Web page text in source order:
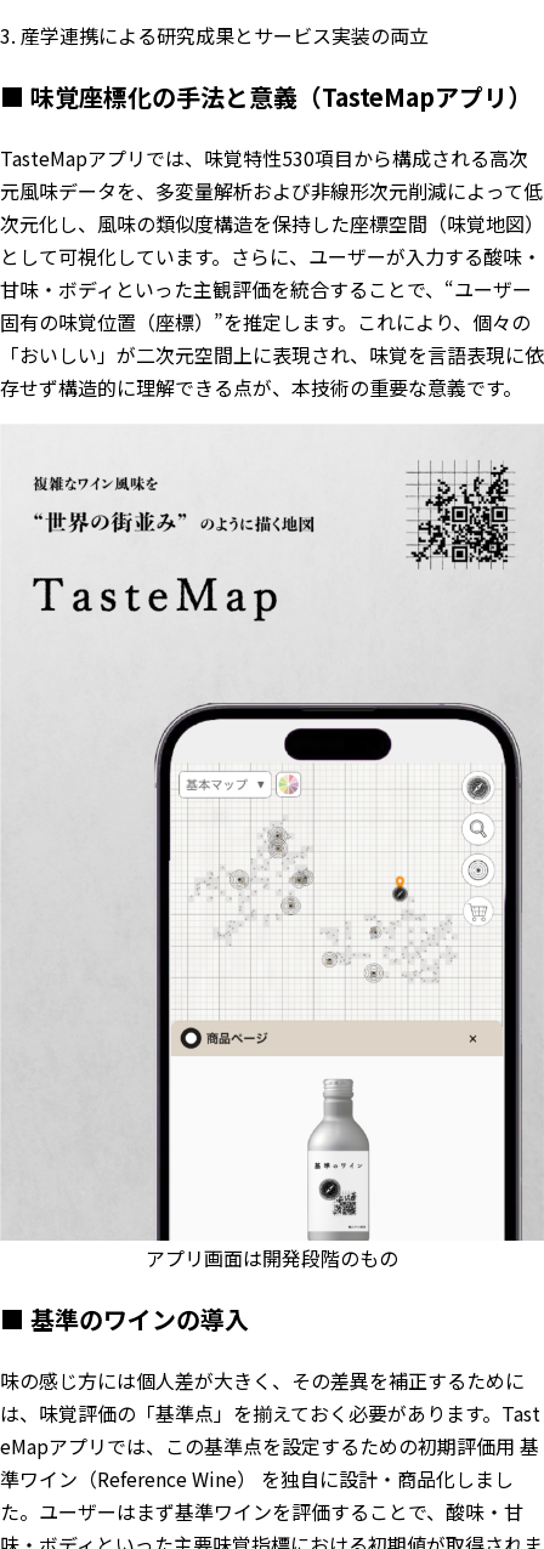
3. 産学連携による研究成果とサービス実装の両立
■ 味覚座標化の手法と意義（TasteMapアプリ）
TasteMapアプリでは、味覚特性530項目から構成される高次
元風味データを、多変量解析および非線形次元削減によって低
次元化し、風味の類似度構造を保持した座標空間（味覚地図）
として可視化しています。さらに、ユーザーが入力する酸味・
甘味・ボディといった主観評価を統合することで、“ユーザー
固有の味覚位置（座標）”を推定します。これにより、個々の
「おいしい」が二次元空間上に表現され、味覚を言語表現に依
存せず構造的に理解できる点が、本技術の重要な意義です。
アプリ画面は開発段階のもの
■ 基準のワインの導入
味の感じ方には個人差が大きく、その差異を補正するために
は、味覚評価の「基準点」を揃えておく必要があります。Tast
eMapアプリでは、この基準点を設定するための初期評価用 基
準ワイン（Reference Wine） を独自に設計・商品化しまし
た。ユーザーはまず基準ワインを評価することで、酸味・甘